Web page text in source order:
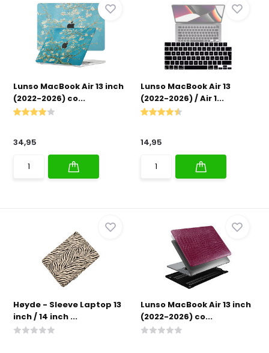
Lunso MacBook Air 13 inch
(2022-2026) co...
34,95
Lunso MacBook Air 13
(2022-2026) / Air 1...
14,95
Høyde - Sleeve Laptop 13
inch / 14 inch ...
Lunso MacBook Air 13 inch
(2022-2026) co...